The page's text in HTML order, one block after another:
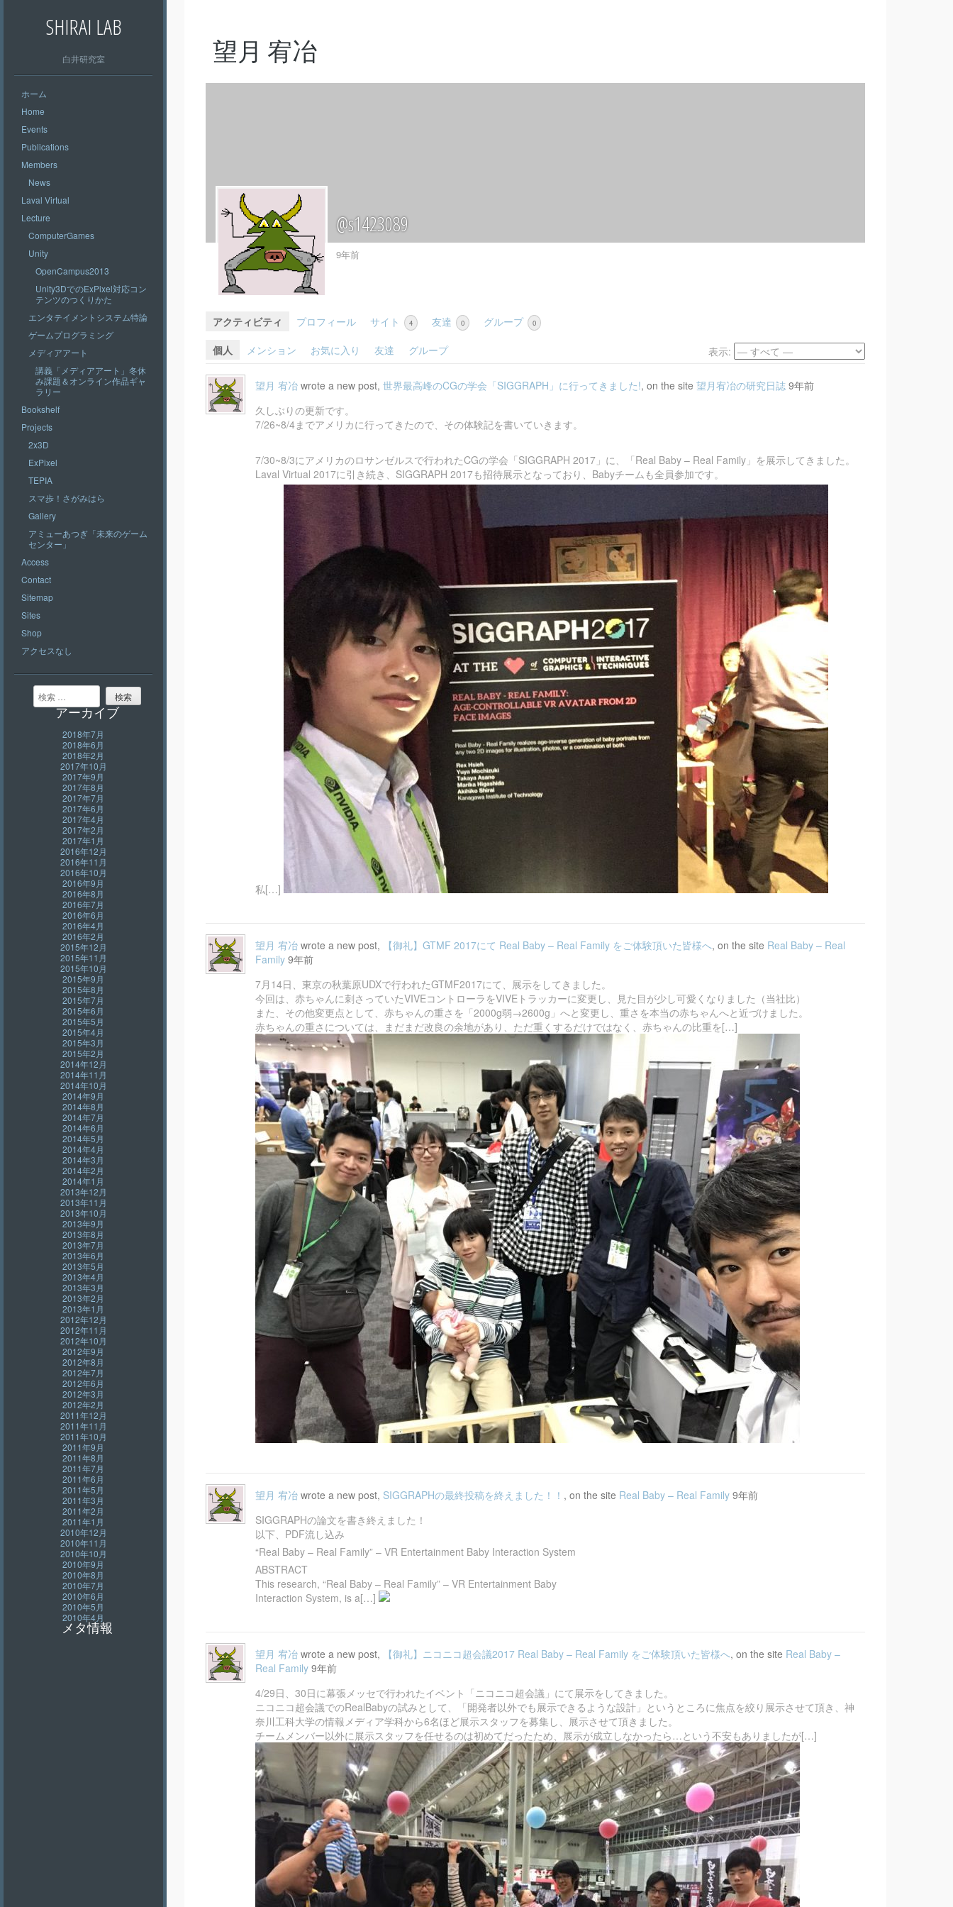
SHIRAI LAB
白井研究室
ホーム
Home
Events
Publications
Members
News
Laval Virtual
Lecture
ComputerGames
Unity
OpenCampus2013
Unity3DでのExPixel対応コン
テンツのつくりかた
エンタテイメントシステム特論
ゲームプログラミング
メディアアート
講義「メディアアート」冬休
み課題＆オンライン作品ギャ
ラリー
Bookshelf
Projects
2x3D
ExPixel
TEPIA
スマ歩！さがみはら
Gallery
アミューあつぎ「未来のゲーム
センター」
Access
Contact
Sitemap
Sites
Shop
アクセスなし
検索
アーカイブ
2018年7月
2018年6月
2018年2月
2017年10月
2017年9月
2017年8月
2017年7月
2017年6月
2017年4月
2017年2月
2017年1月
2016年12月
2016年11月
2016年10月
2016年9月
2016年8月
2016年7月
2016年6月
2016年4月
2016年2月
2015年12月
2015年11月
2015年10月
2015年9月
2015年8月
2015年7月
2015年6月
2015年5月
2015年4月
2015年3月
2015年2月
2014年12月
2014年11月
2014年10月
2014年9月
2014年8月
2014年7月
2014年6月
2014年5月
2014年4月
2014年3月
2014年2月
2014年1月
2013年12月
2013年11月
2013年10月
2013年9月
2013年8月
2013年7月
2013年6月
2013年5月
2013年4月
2013年3月
2013年2月
2013年1月
2012年12月
2012年11月
2012年10月
2012年9月
2012年8月
2012年7月
2012年6月
2012年3月
2012年2月
2011年12月
2011年11月
2011年10月
2011年9月
2011年8月
2011年7月
2011年6月
2011年5月
2011年3月
2011年2月
2011年1月
2010年12月
2010年11月
2010年10月
2010年9月
2010年8月
2010年7月
2010年6月
2010年5月
2010年4月
メタ情報
望月 宥冶
@s1423089
9年前
アクティビティ プロフィール サイト 4 友達 0 グループ 0
個人 メンション お気に入り 友達 グループ 表示:
望月 宥冶 wrote a new post, 世界最高峰のCGの学会「SIGGRAPH」に行ってきました!, on the site 望月宥冶の研究日誌 9年前
久しぶりの更新です。
7/26~8/4までアメリカに行ってきたので、その体験記を書いていきます。
7/30~8/3にアメリカのロサンゼルスで行われたCGの学会「SIGGRAPH 2017」に、「Real Baby – Real Family」を展示してきました。
Laval Virtual 2017に引き続き、SIGGRAPH 2017も招待展示となっており、Babyチームも全員参加です。
私[…]
望月 宥冶 wrote a new post, 【御礼】GTMF 2017にて Real Baby – Real Family をご体験頂いた皆様へ, on the site Real Baby – Real
Family 9年前
7月14日、東京の秋葉原UDXで行われたGTMF2017にて、展示をしてきました。
今回は、赤ちゃんに刺さっていたVIVEコントローラをVIVEトラッカーに変更し、見た目が少し可愛くなりました（当社比）
また、その他変更点として、赤ちゃんの重さを「2000g弱→2600g」へと変更し、重さを本当の赤ちゃんへと近づけました。
赤ちゃんの重さについては、まだまだ改良の余地があり、ただ重くするだけではなく、赤ちゃんの比重を[…]
望月 宥冶 wrote a new post, SIGGRAPHの最終投稿を終えました！！ , on the site Real Baby – Real Family 9年前
SIGGRAPHの論文を書き終えました！
以下、PDF流し込み
“Real Baby – Real Family” – VR Entertainment Baby Interaction System
ABSTRACT
This research, “Real Baby – Real Family” – VR Entertainment Baby
Interaction System, is a[…]
望月 宥冶 wrote a new post, 【御礼】ニコニコ超会議2017 Real Baby – Real Family をご体験頂いた皆様へ, on the site Real Baby –
Real Family 9年前
4/29日、30日に幕張メッセで行われたイベント「ニコニコ超会議」にて展示をしてきました。
ニコニコ超会議でのRealBabyの試みとして、「開発者以外でも展示できるような設計」というところに焦点を絞り展示させて頂き、神
奈川工科大学の情報メディア学科から6名ほど展示スタッフを募集し、展示させて頂きました。
チームメンバー以外に展示スタッフを任せるのは初めてだったため、展示が成立しなかったら…という不安もありましたが[…]